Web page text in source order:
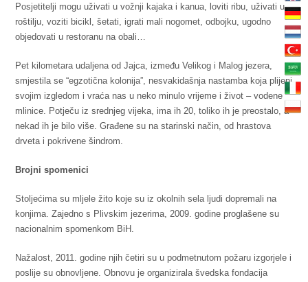
Posjetitelji mogu uživati u vožnji kajaka i kanua, loviti ribu, uživati u
roštilju, voziti bicikl, šetati, igrati mali nogomet, odbojku, ugodno
objedovati u restoranu na obali…
Pet kilometara udaljena od Jajca, između Velikog i Malog jezera,
smjestila se “egzotična kolonija”, nesvakidašnja nastamba koja plijeni
svojim izgledom i vraća nas u neko minulo vrijeme i život – vodene
mlinice. Potječu iz srednjeg vijeka, ima ih 20, toliko ih je preostalo, a
nekad ih je bilo više. Građene su na starinski način, od hrastova
drveta i pokrivene šindrom.
Brojni spomenici
Stoljećima su mljele žito koje su iz okolnih sela ljudi dopremali na
konjima. Zajedno s Plivskim jezerima, 2009. godine proglašene su
nacionalnim spomenkom BiH.
Nažalost, 2011. godine njih četiri su u podmetnutom požaru izgorjele i
poslije su obnovljene. Obnovu je organizirala švedska fondacija